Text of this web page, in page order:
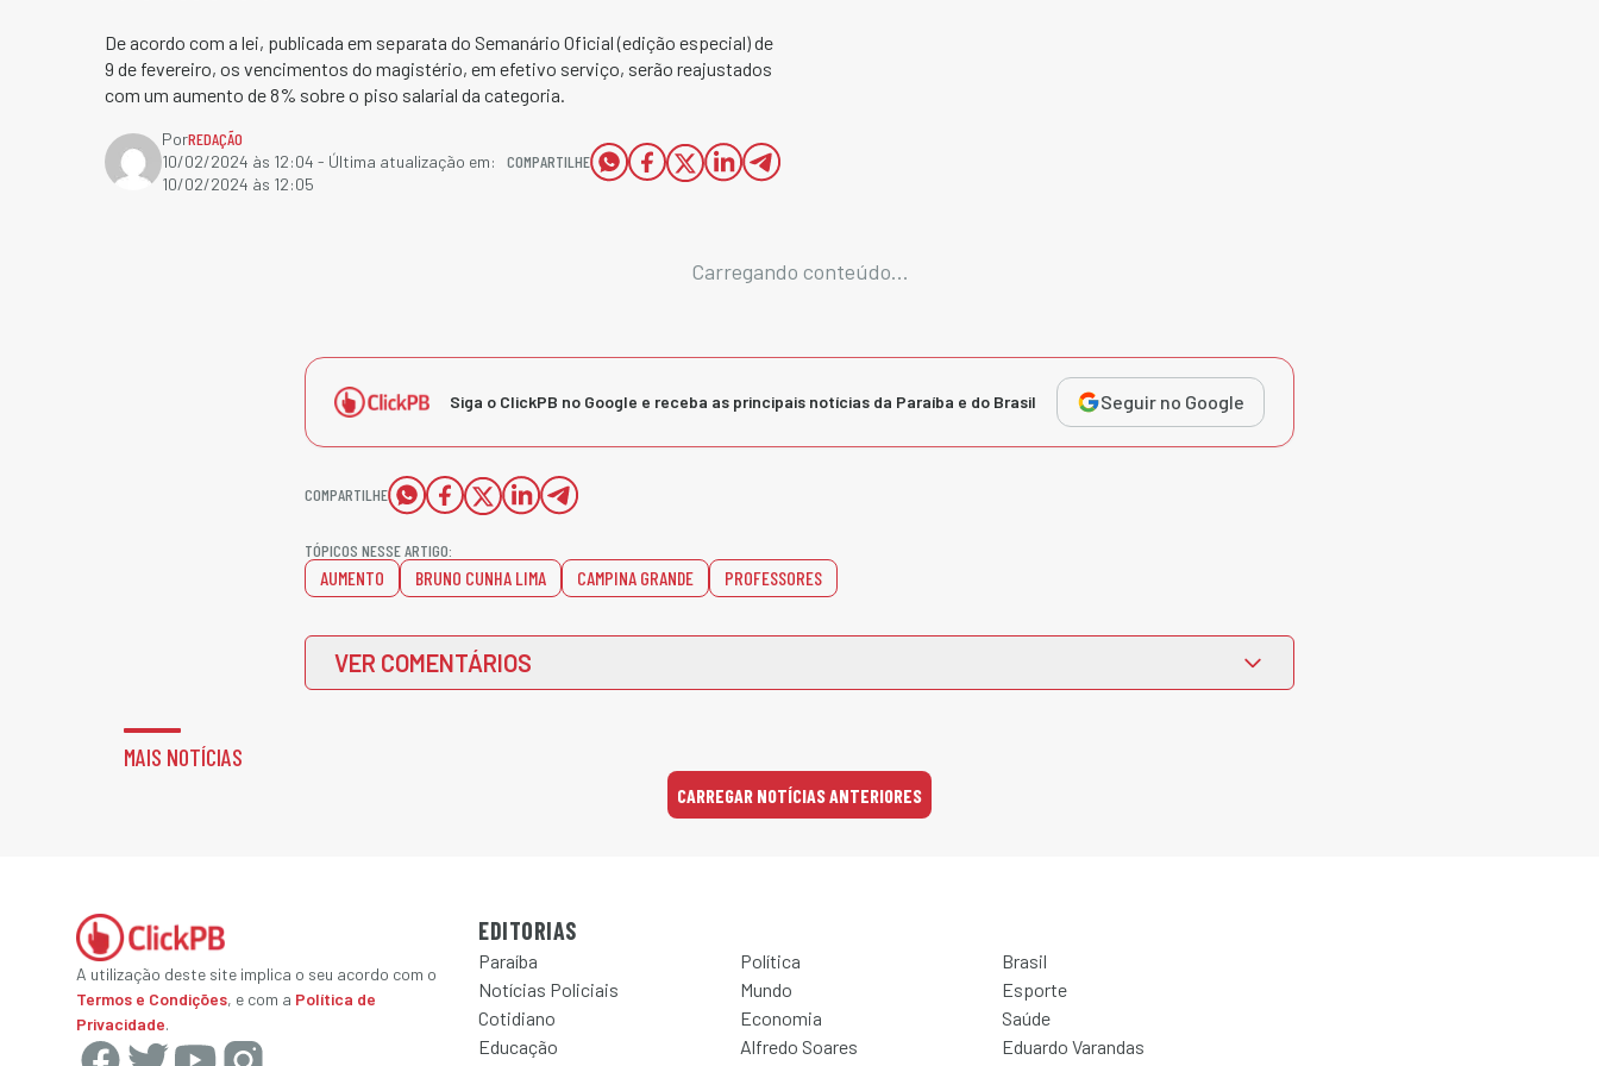
De acordo com a lei, publicada em separata do Semanário Oficial (edição especial) de
9 de fevereiro, os vencimentos do magistério, em efetivo serviço, serão reajustados
com um aumento de 8% sobre o piso salarial da categoria.
PorREDAÇÃO
10/02/2024 às 12:04 - Última atualização em:
10/02/2024 às 12:05
COMPARTILHE
Carregando conteúdo...
Siga o ClickPB no Google e receba as principais notícias da Paraíba e do Brasil Seguir no Google
COMPARTILHE
TÓPICOS NESSE ARTIGO:
AUMENTO BRUNO CUNHA LIMA CAMPINA GRANDE PROFESSORES
VER COMENTÁRIOS
MAIS NOTÍCIAS
CARREGAR NOTÍCIAS ANTERIORES
A utilização deste site implica o seu acordo com o
Termos e Condições, e com a Política de
Privacidade.
EDITORIAS
Paraíba Política
Brasil
Notícias Policiais
Mundo
Esporte
Cotidiano
Economia
Saúde
Educação
Alfredo Soares
Eduardo Varandas